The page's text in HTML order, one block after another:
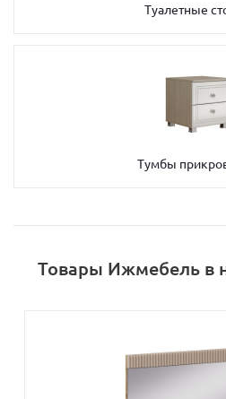
Туалетные
Тумбы
Товары Ижмебель в